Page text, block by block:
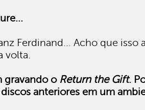
Ferdinand... Acho que isso
volta.
gravando o Return the Gift.
discos anteriores em um